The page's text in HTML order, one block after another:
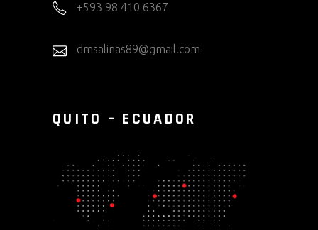
+593 98 410 6367
dmsalinas89@gmail.com
QUITO – ECUADOR